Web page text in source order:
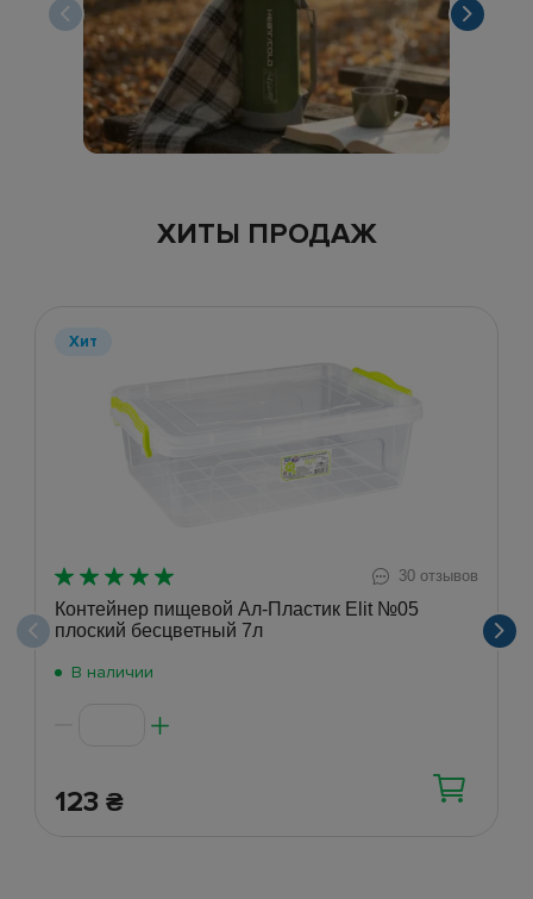
ХИТЫ ПРОДАЖ
Хит
30 отзывов
Контейнер пищевой Ал-Пластик Elit №05
плоский бесцветный 7л
В наличии
123 ₴